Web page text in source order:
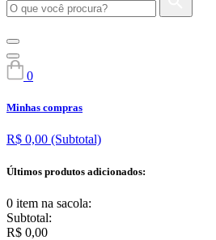
0
Minhas compras
R$ 0,00 (Subtotal)
Últimos produtos adicionados:
0 item na sacola:
Subtotal:
R$ 0,00